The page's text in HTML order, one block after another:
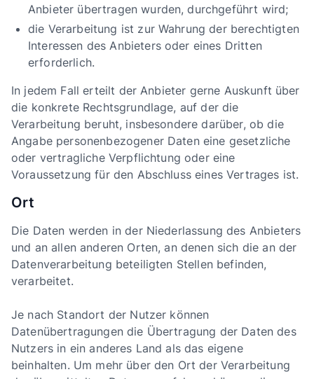
Anbieter übertragen wurden, durchgeführt wird;
die Verarbeitung ist zur Wahrung der berechtigten
Interessen des Anbieters oder eines Dritten
erforderlich.
In jedem Fall erteilt der Anbieter gerne Auskunft über
die konkrete Rechtsgrundlage, auf der die
Verarbeitung beruht, insbesondere darüber, ob die
Angabe personenbezogener Daten eine gesetzliche
oder vertragliche Verpflichtung oder eine
Voraussetzung für den Abschluss eines Vertrages ist.
Ort
Die Daten werden in der Niederlassung des Anbieters
und an allen anderen Orten, an denen sich die an der
Datenverarbeitung beteiligten Stellen befinden,
verarbeitet.
Je nach Standort der Nutzer können
Datenübertragungen die Übertragung der Daten des
Nutzers in ein anderes Land als das eigene
beinhalten. Um mehr über den Ort der Verarbeitung